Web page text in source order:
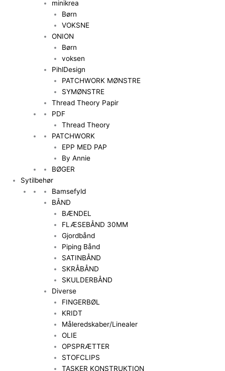
minikrea
Børn
VOKSNE
ONION
Børn
voksen
PihlDesign
PATCHWORK MØNSTRE
SYMØNSTRE
Thread Theory Papir
PDF
Thread Theory
PATCHWORK
EPP MED PAP
By Annie
BØGER
Sytilbehør
Bamsefyld
BÅND
BÆNDEL
FLÆSEBÅND 30MM
Gjordbånd
Piping Bånd
SATINBÅND
SKRÅBÅND
SKULDERBÅND
Diverse
FINGERBØL
KRIDT
Måleredskaber/Linealer
OLIE
OPSPRÆTTER
STOFCLIPS
TASKER KONSTRUKTION